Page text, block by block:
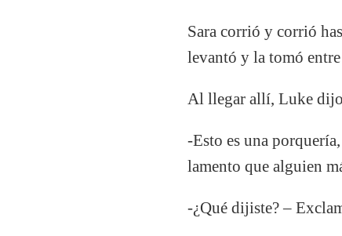
Sara corrió y corrió
levantó y la tomó
Al llegar allí, Luke
-Esto es una
lamento que alguien
-¿Qué dijiste? –